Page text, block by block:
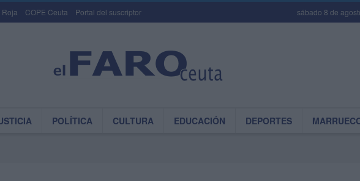
Roja COPE Ceuta Portal del suscriptor sábado 8 de
POLÍTICA CULTURA EDUCACIÓN DEPORTES